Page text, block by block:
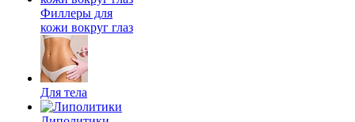
Филлеры для
кожи вокруг глаз
Для тела